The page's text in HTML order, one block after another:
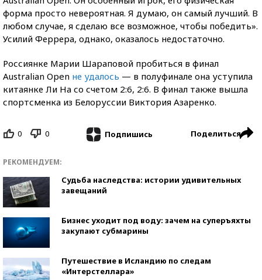
форма просто невероятная. Я думаю, он самый лучший. В
любом случае, я сделаю все возможное, чтобы победить».
Усилий Феррера, однако, оказалось недостаточно.
Россиянке Марии Шараповой пробиться в финал
Australian Open не удалось — в полуфинале она уступила
китаянке Ли На со счетом 2:6, 2:6. В финал также вышла
спортсменка из Белоруссии Виктория Азаренко.
0 0 Подпишись Поделиться
РЕКОМЕНДУЕМ:
Судьба наследства: истории удивительных
завещаний
Бизнес уходит под воду: зачем на суперъяхты
закупают субмарины
Путешествие в Исландию по следам
«Интерстеллара»